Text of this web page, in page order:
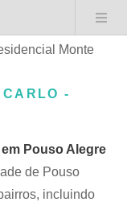
Monte
-
Pouso Alegre
de Pouso
incluindo